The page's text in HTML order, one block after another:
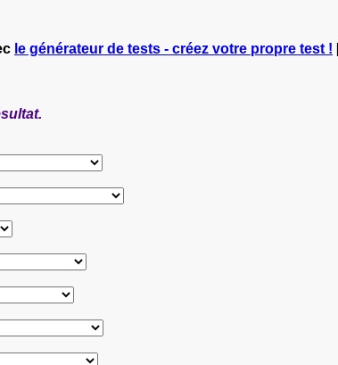
le générateur de tests - créez votre propre test !